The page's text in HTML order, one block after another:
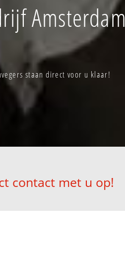
Amsterdam
staan direct voor u klaar!
contact met u op!